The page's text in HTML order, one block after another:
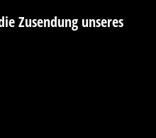
Zusendung unseres